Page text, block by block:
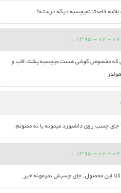
قاعدتا نمیچسبه دیگه درسته؟
07 - 07 - 1395
:
که مخصوص گوشی هست میچسبه پشت قاب و
:
چسب روی داشبورد میمونه یا نه ممنونم
07 - 07 - 1395
:
کلا این محصول. جای چسبش نمیمونه خیر.